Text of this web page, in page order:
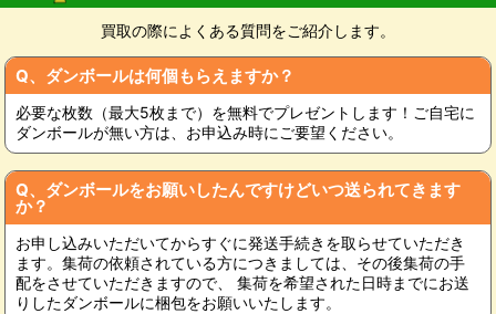
買取の際によくある質問をご紹介します。
Q、ダンボールは何個もらえますか？
必要な枚数（最大5枚まで）を無料でプレゼントします！ご自宅に
ダンボールが無い方は、お申込み時にご要望ください。
Q、ダンボールをお願いしたんですけどいつ送られてきます
か？
お申し込みいただいてからすぐに発送手続きを取らせていただき
ます。集荷の依頼されている方につきましては、その後集荷の手
配をさせていただきますので、 集荷を希望された日時までにお送
りしたダンボールに梱包をお願いいたします。